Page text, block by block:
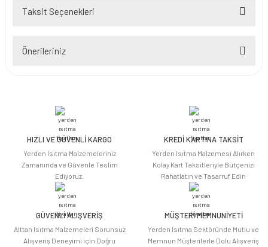
Taksit Seçenekleri
Önerileriniz
iletebilirsiniz.
Görüş ve önerileriniz için teşekkür ederiz.
Ürün açıklamasında eksik bilgiler bulunuyor.
Ürün bilgilerinde hatalar bulunuyor.
Ürün fiyatı diğer sitelerden daha pahalı.
Bu ürüne benzer farklı alternatifler olmalı.
HIZLI VE GÜVENLİ KARGO
Yerden Isıtma Malzemeleriniz
Zamanında ve Güvenle Teslim
Ediyoruz.
KREDİ KARTINA TAKSİT
Yerden Isıtma Malzemesi Alırken
Kolay Kart Taksitleriyle Bütçenizi
Rahatlatın ve Tasarruf Edin
GÜVENLİ ALIŞVERİŞ
Alttan Isıtma Malzemeleri Sorunsuz
Alışveriş Deneyimi için Doğru
MÜŞTERİ MEMNUNİYETİ
Yerden Isıtma Sektöründe Mutlu ve
Memnun Müşterilerle Dolu Alışveriş